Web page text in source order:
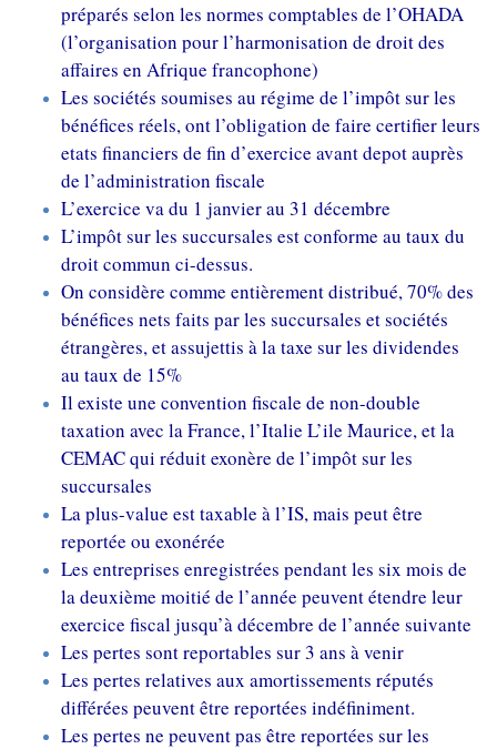
préparés selon les normes comptables de l’OHADA
(l’organisation pour l’harmonisation de droit des
affaires en Afrique francophone)
Les sociétés soumises au régime de l’impôt sur les
bénéfices réels, ont l’obligation de faire certifier leurs
etats financiers de fin d’exercice avant depot auprès
de l’administration fiscale
L’exercice va du 1 janvier au 31 décembre
L’impôt sur les succursales est conforme au taux du
droit commun ci-dessus.
On considère comme entièrement distribué, 70% des
bénéfices nets faits par les succursales et sociétés
étrangères, et assujettis à la taxe sur les dividendes
au taux de 15%
Il existe une convention fiscale de non-double
taxation avec la France, l’Italie L’ile Maurice, et la
CEMAC qui réduit exonère de l’impôt sur les
succursales
La plus-value est taxable à l’IS, mais peut être
reportée ou exonérée
Les entreprises enregistrées pendant les six mois de
la deuxième moitié de l’année peuvent étendre leur
exercice fiscal jusqu’à décembre de l’année suivante
Les pertes sont reportables sur 3 ans à venir
Les pertes relatives aux amortissements réputés
différées peuvent être reportées indéfiniment.
Les pertes ne peuvent pas être reportées sur les